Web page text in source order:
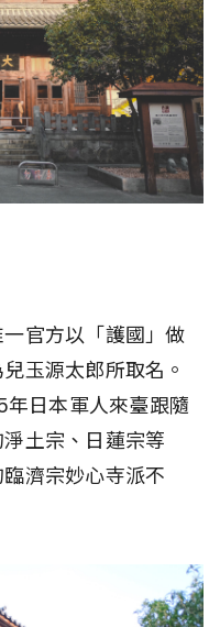
官方以「護國」做
玉源太郎所取名。
年日本軍人來臺跟隨
土宗、日蓮宗等
濟宗妙心寺派不